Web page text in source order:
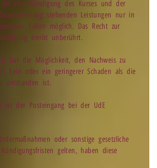
ist eine Kündigung des Kurses und der
stehenden Leistungen nur in
Fällen möglich. Das Recht zur
bleibt unberührt.
hat die Möglichkeit, den Nachweis zu
kein oder ein geringerer Schaden als die
entstanden ist.
ist der Posteingang bei der UdE
oder sonstige gesetzliche
gelten, haben diese